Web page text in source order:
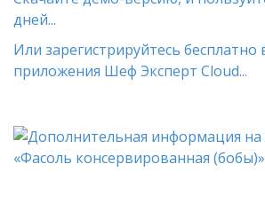
дней...
Или зарегистрируйтесь бесплатно
приложения Шеф Эксперт Cloud...